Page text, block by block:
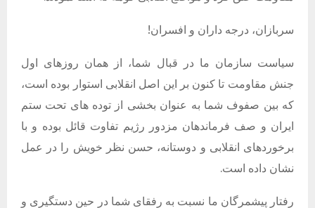
سربازان، درجه داران و افسران!
سیاست سازمان ما در قبال شما، از همان روزهای اول
جنش مقاومت تا کنون بر این اصل انقلابی استوار بوده است،
که بین صفوف شما به عنوان بخشی از توده های تحت ستم
ایران و صف فرماندهان مزدور رژیم تفاوت قائل بوده و با
برخوردهای انقلابی و دوستانه، حسن نظر خویش را در عمل
نشان داده است.
رفتار پیشمرگان ما نسبت به رفقای شما در حین دستگیری و